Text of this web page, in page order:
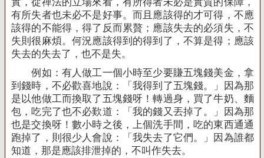
有所失者也未必不是好事。而且應該得的才可得，不應
該得的不能得，得了反而累贅；應該失去的必須失，不
失則很麻煩。何況應該得到的得到了，不算是得；應該
失去的失去了，也不是失。
例如：有人做工一個小時至少要賺五塊錢美金，拿
到錢時，不必歡喜地說：「我得到了五塊錢。」因為那
是以他做工而換取了五塊錢呀！轉過身，買了牛奶、麵
包，吃完了也不必歎道：「我的錢又丟掉了。」因為那
也是交換呀！數小時之後，上個洗手間，吃的東西通通
跑掉了，則很少人會說：「我失去了它們。」因為誰都
知道，那是應該排泄掉的，不叫作失去。